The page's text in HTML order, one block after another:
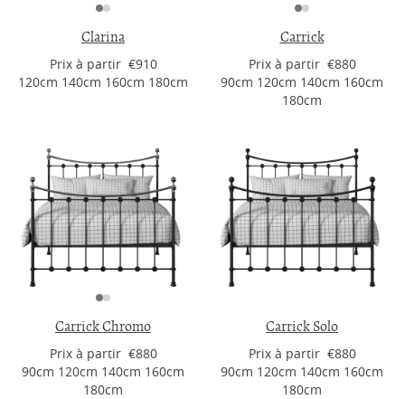
Clarina
Prix ​​à partir €910
120cm 140cm 160cm 180cm
Carrick
Prix ​​à partir €880
90cm 120cm 140cm 160cm
180cm
Carrick Chromo
Prix ​​à partir €880
90cm 120cm 140cm 160cm
180cm
Carrick Solo
Prix ​​à partir €880
90cm 120cm 140cm 160cm
180cm